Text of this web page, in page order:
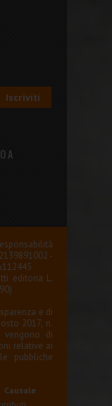
A
-
editoria L.
e di
2017, n.
vengono di
relative ai
pubbliche
Causale